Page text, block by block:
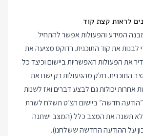
המידע והפעולות אפשר להתחיל
את קוד התוכנית. רדוקס מציעה את
את הפעולות האפשריות ביישום וכיצד כל
התוכנית. חלק מהפעולות רק ישנו את
אחרות יכולות גם לבצע דברים ואז לשנות
חדשה״ ביישום הצ׳ט תשלח לשרת
תשנה את המצב כלל (המצב ישתנה
על ההודעה החדשה ששלחנו).